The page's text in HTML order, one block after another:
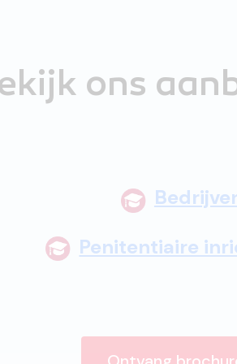
ons
Penitentiaire